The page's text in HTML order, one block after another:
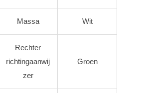
Massa Wit
Rechter
richtingaanwij
zer
Groen